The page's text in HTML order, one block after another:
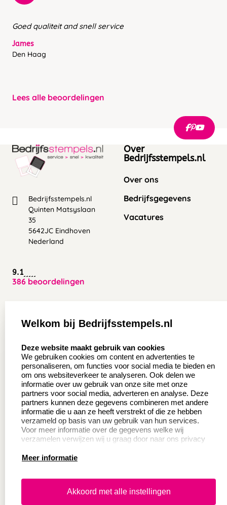
Goed qualiteit and snell service
James
Den Haag
Lees alle beoordelingen
Bedrijfsstempels.nl
Quinten Matsyslaan
35
5642JC Eindhoven
Nederland
9.1
386 beoordelingen
Over
Bedrijfsstempels.nl
Over ons
Bedrijfsgegevens
Vacatures
Wederverkoper
worden
Sale
Betaling & Verzending
Veel gestelde vragen
Retourneren
Herroepingsrecht
Productinformatie:
Instructie voor
Aanleverspecificaties
Welkom bij Bedrijfsstempels.nl
Deze website maakt gebruik van cookies
We gebruiken cookies om content en advertenties te
personaliseren, om functies voor social media te bieden en
om ons websiteverkeer te analyseren. Ook delen we
informatie over uw gebruik van onze site met onze
partners voor social media, adverteren en analyse. Deze
partners kunnen deze gegevens combineren met andere
informatie die u aan ze heeft verstrekt of die ze hebben
verzameld op basis van uw gebruik van hun services.
Voor meer informatie over de gegevens welke wij
verzamelen verwijzen wij u graag door naar ons privacy
Meer informatie
Akkoord met alle instellingen